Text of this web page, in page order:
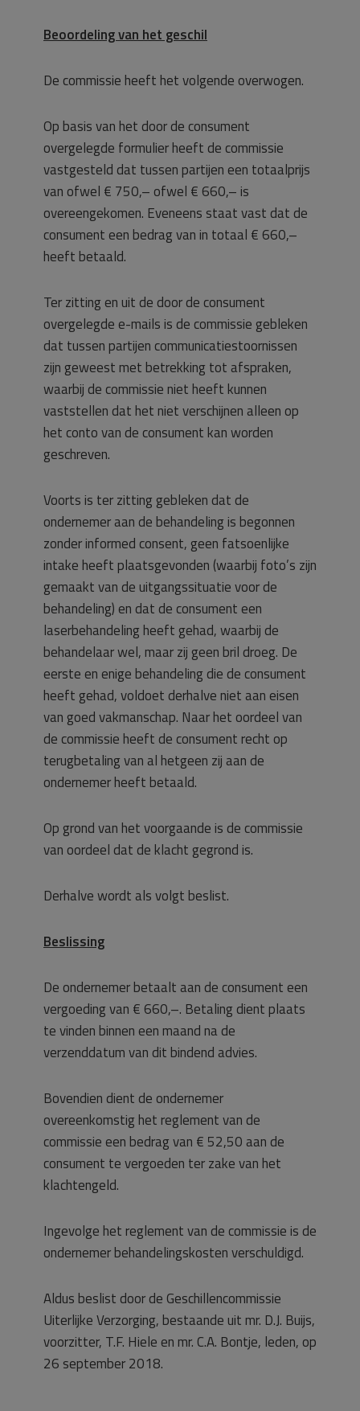
Beoordeling van het geschil
De commissie heeft het volgende overwogen.
Op basis van het door de consument
overgelegde formulier heeft de commissie
vastgesteld dat tussen partijen een totaalprijs
van ofwel € 750,– ofwel € 660,– is
overeengekomen. Eveneens staat vast dat de
consument een bedrag van in totaal € 660,–
heeft betaald.
Ter zitting en uit de door de consument
overgelegde e-mails is de commissie gebleken
dat tussen partijen communicatiestoornissen
zijn geweest met betrekking tot afspraken,
waarbij de commissie niet heeft kunnen
vaststellen dat het niet verschijnen alleen op
het conto van de consument kan worden
geschreven.
Voorts is ter zitting gebleken dat de
ondernemer aan de behandeling is begonnen
zonder informed consent, geen fatsoenlijke
intake heeft plaatsgevonden (waarbij foto’s zijn
gemaakt van de uitgangssituatie voor de
behandeling) en dat de consument een
laserbehandeling heeft gehad, waarbij de
behandelaar wel, maar zij geen bril droeg. De
eerste en enige behandeling die de consument
heeft gehad, voldoet derhalve niet aan eisen
van goed vakmanschap. Naar het oordeel van
de commissie heeft de consument recht op
terugbetaling van al hetgeen zij aan de
ondernemer heeft betaald.
Op grond van het voorgaande is de commissie
van oordeel dat de klacht gegrond is.
Derhalve wordt als volgt beslist.
Beslissing
De ondernemer betaalt aan de consument een
vergoeding van € 660,–. Betaling dient plaats
te vinden binnen een maand na de
verzenddatum van dit bindend advies.
Bovendien dient de ondernemer
overeenkomstig het reglement van de
commissie een bedrag van € 52,50 aan de
consument te vergoeden ter zake van het
klachtengeld.
Ingevolge het reglement van de commissie is de
ondernemer behandelingskosten verschuldigd.
Aldus beslist door de Geschillencommissie
Uiterlijke Verzorging, bestaande uit mr. D.J. Buijs,
voorzitter, T.F. Hiele en mr. C.A. Bontje, leden, op
26 september 2018.